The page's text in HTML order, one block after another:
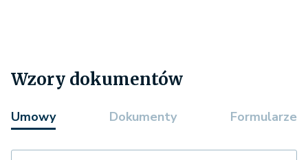
Wzory dokumentów
Umowy Dokumenty Formularze